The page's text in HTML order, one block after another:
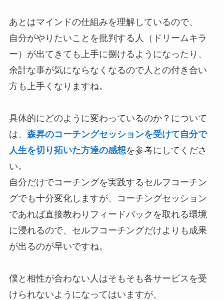
あとはマインドの仕組みを理解しているので、
自分がやりたいことを批判する人（ドリームキラ
ー）が出てきても上手に捌けるようになったり、
余計な事が気にならなくなるので人との付き合い
方も上手くなりますね。
具体的にどのように変わっているのか？について
は、 森昇のコーチングセッションを受けて自分で
人生を切り拓いた方達の感想を参考にしてくださ
い。
自分だけでコーチングを実践するセルフコーチン
グでも十分変化しますが、コーチングセッション
であれば直接教わりフィードバックを取れる環境
に浸れるので、セルフコーチングだけよりも成果
が出るのが早いですね。
僕と相性が合わない人はそもそも各サービスを受
けられないようになってはいますが、